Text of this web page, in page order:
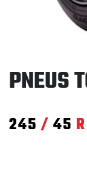
PNEUS
245 / 45 R